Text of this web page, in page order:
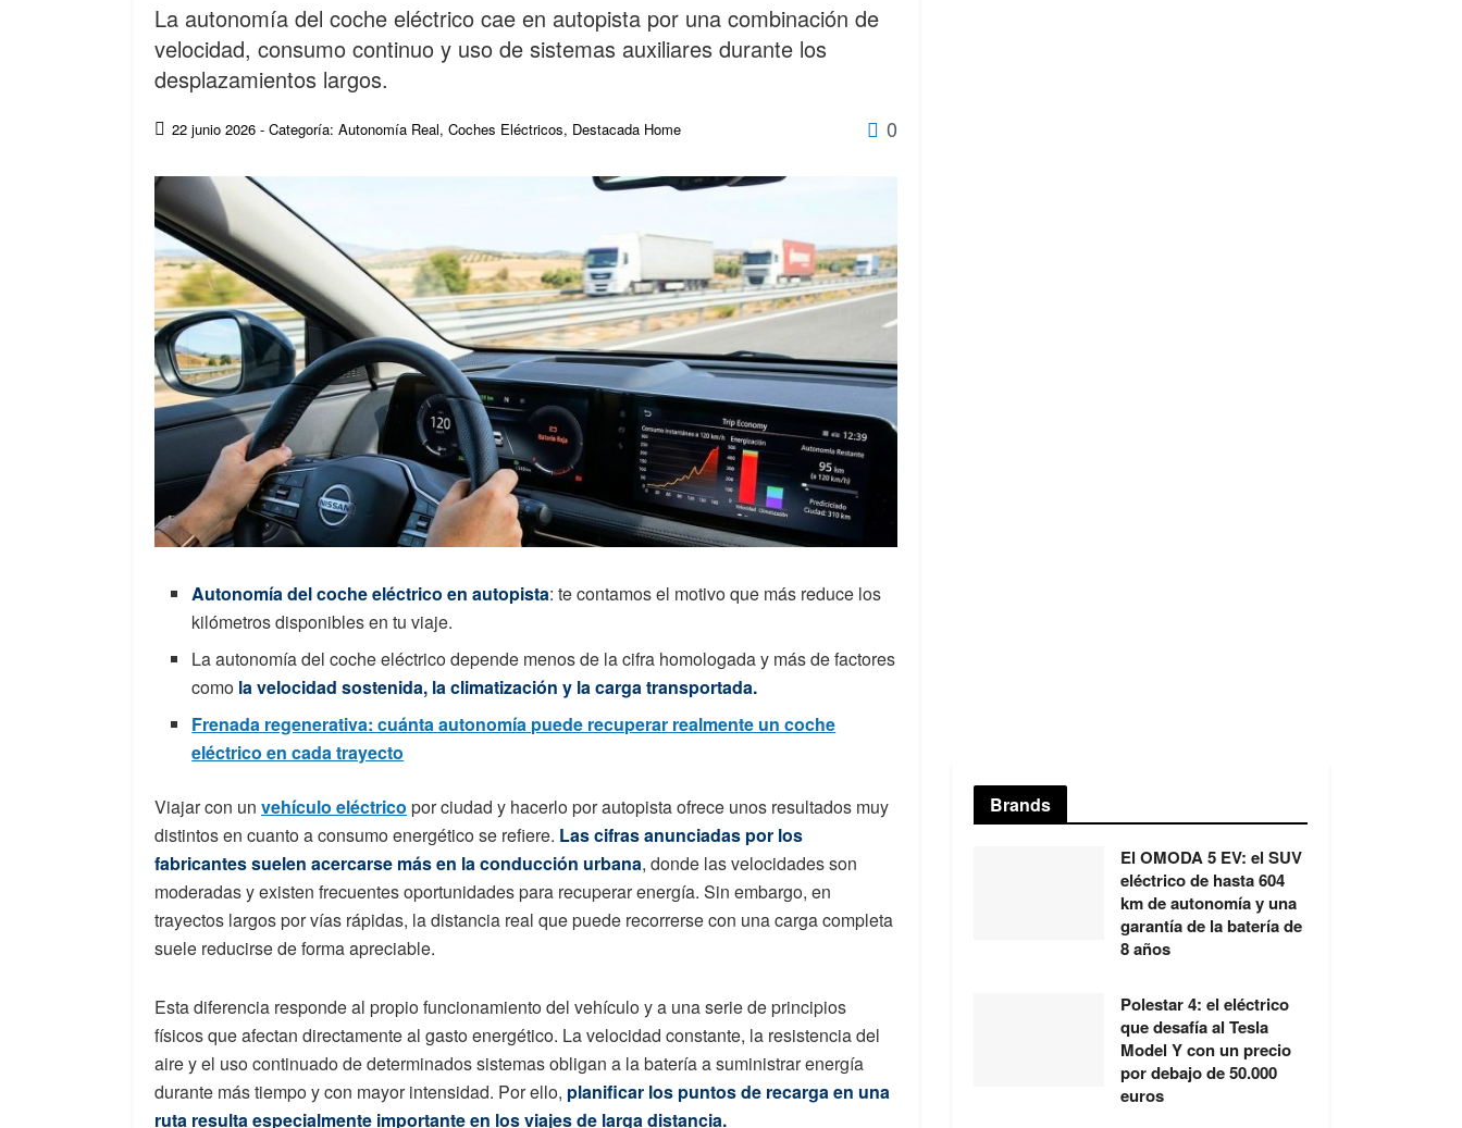
La autonomía del coche eléctrico cae en autopista por una combinación de
velocidad, consumo continuo y uso de sistemas auxiliares durante los
desplazamientos largos.
22 junio 2026 - Categoría: Autonomía Real, Coches Eléctricos, Destacada Home 0
Autonomía del coche eléctrico en autopista: te contamos el motivo que más reduce los
kilómetros disponibles en tu viaje.
La autonomía del coche eléctrico depende menos de la cifra homologada y más de factores
como la velocidad sostenida, la climatización y la carga transportada.
Frenada regenerativa: cuánta autonomía puede recuperar realmente un coche
eléctrico en cada trayecto
Viajar con un vehículo eléctrico por ciudad y hacerlo por autopista ofrece unos resultados muy
distintos en cuanto a consumo energético se refiere. Las cifras anunciadas por los
fabricantes suelen acercarse más en la conducción urbana, donde las velocidades son
moderadas y existen frecuentes oportunidades para recuperar energía. Sin embargo, en
trayectos largos por vías rápidas, la distancia real que puede recorrerse con una carga completa
suele reducirse de forma apreciable.
Esta diferencia responde al propio funcionamiento del vehículo y a una serie de principios
físicos que afectan directamente al gasto energético. La velocidad constante, la resistencia del
aire y el uso continuado de determinados sistemas obligan a la batería a suministrar energía
durante más tiempo y con mayor intensidad. Por ello, planificar los puntos de recarga en una
ruta resulta especialmente importante en los viajes de larga distancia.
Brands
El OMODA 5 EV: el SUV
eléctrico de hasta 604
km de autonomía y una
garantía de la batería de
8 años
Polestar 4: el eléctrico
que desafía al Tesla
Model Y con un precio
por debajo de 50.000
euros